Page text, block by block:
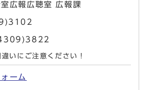
広報広聴室 広報課
いにご注意ください！
ーム